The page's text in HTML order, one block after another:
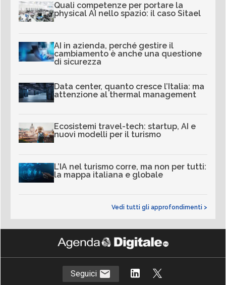
Quali competenze per portare la
physical AI nello spazio: il caso Sitael
AI in azienda, perché gestire il
cambiamento è anche una questione
di sicurezza
Data center, quanto cresce l’Italia: ma
attenzione al thermal management
Ecosistemi travel-tech: startup, AI e
nuovi modelli per il turismo
L’IA nel turismo corre, ma non per tutti:
la mappa italiana e globale
Vedi tutti gli approfondimenti >
Seguici